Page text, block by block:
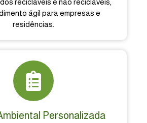
recicláveis e não recicláveis,
ágil para empresas e
residências.
Personalizada